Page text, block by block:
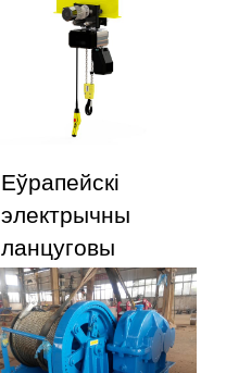
Еўрапейскі
электрычны
ланцуговы
пад'ёмнік